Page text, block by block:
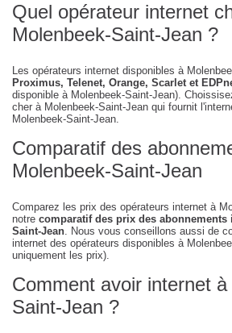
Quel opérateur internet
Molenbeek-Saint-Jean ?
Les opérateurs internet disponibles à
Proximus, Telenet, Orange, Scarlet et
disponible à Molenbeek-Saint-Jean).
cher à Molenbeek-Saint-Jean qui fournit
Molenbeek-Saint-Jean.
Comparatif des
Molenbeek-Saint-Jean
Comparez les prix des opérateurs internet à
notre comparatif des prix des abonnements
Saint-Jean. Nous vous conseillons aussi de
internet des opérateurs disponibles à
uniquement les prix).
Comment avoir internet
Saint-Jean ?